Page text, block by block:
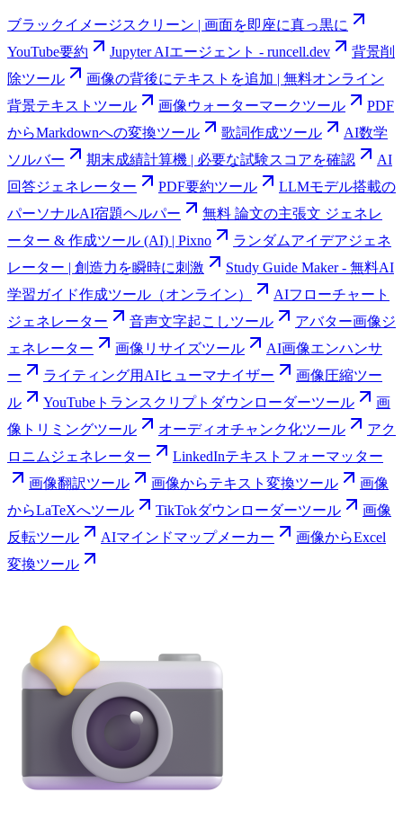
ブラックイメージスクリーン | 画面を即座に真っ黒に
YouTube要約
Jupyter AIエージェント - runcell.dev
背景削
除ツール
画像の背後にテキストを追加 | 無料オンライン
背景テキストツール
画像ウォーターマークツール
PDF
からMarkdownへの変換ツール
歌詞作成ツール
AI数学
ソルバー
期末成績計算機 | 必要な試験スコアを確認
AI
回答ジェネレーター
PDF要約ツール
LLMモデル搭載の
パーソナルAI宿題ヘルパー
無料 論文の主張文 ジェネレ
ーター & 作成ツール (AI) | Pixno
ランダムアイデアジェネ
レーター | 創造力を瞬時に刺激
Study Guide Maker - 無料AI
学習ガイド作成ツール（オンライン）
AIフローチャート
ジェネレーター
音声文字起こしツール
アバター画像ジ
ェネレーター
画像リサイズツール
AI画像エンハンサ
ー
ライティング用AIヒューマナイザー
画像圧縮ツー
ル
YouTubeトランスクリプトダウンローダーツール
画
像トリミングツール
オーディオチャンク化ツール
アク
ロニムジェネレーター
LinkedInテキストフォーマッター
画像翻訳ツール
画像からテキスト変換ツール
画像
からLaTeXへツール
TikTokダウンローダーツール
画像
反転ツール
AIマインドマップメーカー
画像からExcel
変換ツール